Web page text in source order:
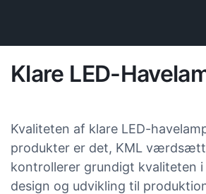
Klare LED-
Kvaliteten af ​​klare LED-
produkter er det, KML
kontrollerer grundigt kvaliteten
design og udvikling til